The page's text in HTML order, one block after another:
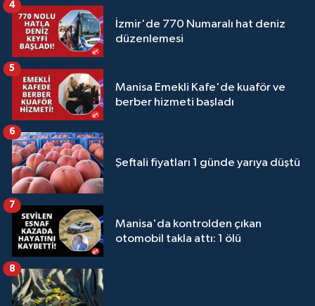
İzmir'de 770 Numaralı hat deniz
düzenlemesi
4
Manisa Emekli Kafe'de kuaför ve
berber hizmeti başladı
5
Şeftali fiyatları 1 günde yarıya düştü
6
Manisa'da kontrolden çıkan
otomobil takla attı: 1 ölü
7
8